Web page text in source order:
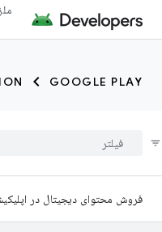
GOOGLE PLAY
فروش محتوای دیجیتال در